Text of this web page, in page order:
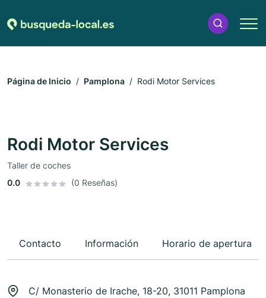
Página de Inicio Pamplona Rodi Motor Services
Rodi Motor Services
Taller de coches
0.0
(0 Reseñas)
Contacto Información Horario de apertura
C/ Monasterio de Irache, 18-20, 31011 Pamplona